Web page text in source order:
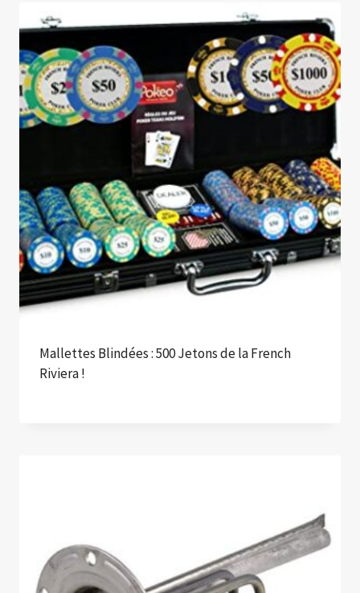
Mallettes Blindées : 500 Jetons de la French
Riviera !